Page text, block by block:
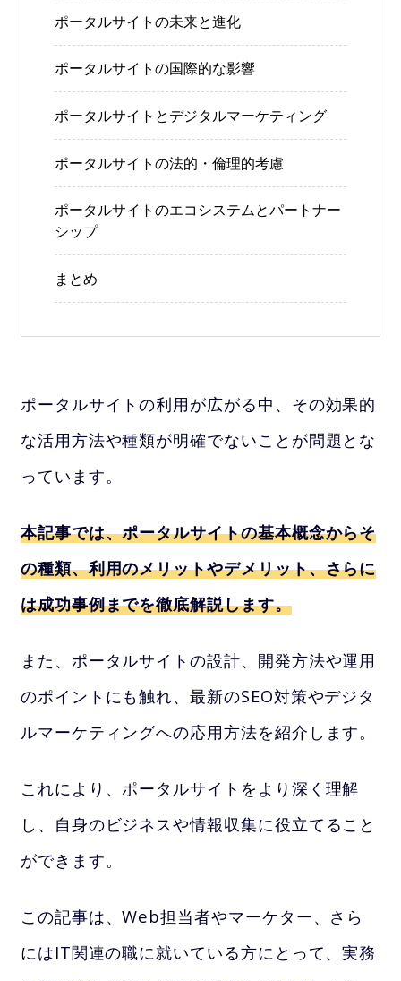
ポータルサイトの未来と進化
ポータルサイトの国際的な影響
ポータルサイトとデジタルマーケティング
ポータルサイトの法的・倫理的考慮
ポータルサイトのエコシステムとパートナー
シップ
まとめ
ポータルサイトの利用が広がる中、その効果的
な活用方法や種類が明確でないことが問題とな
っています。
本記事では、ポータルサイトの基本概念からそ
の種類、利用のメリットやデメリット、さらに
は成功事例までを徹底解説します。
また、ポータルサイトの設計、開発方法や運用
のポイントにも触れ、最新のSEO対策やデジタ
ルマーケティングへの応用方法を紹介します。
これにより、ポータルサイトをより深く理解
し、自身のビジネスや情報収集に役立てること
ができます。
この記事は、Web担当者やマーケター、さら
にはIT関連の職に就いている方にとって、実務